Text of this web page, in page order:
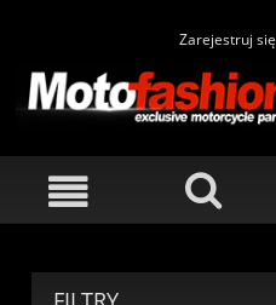
Zarejestruj się